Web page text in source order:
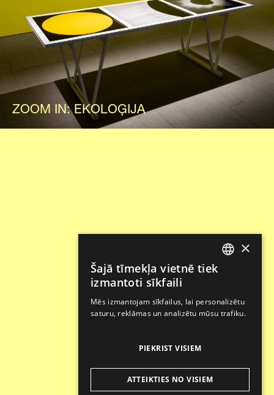
ZOOM IN: EKOLOĢIJA
×
Šajā tīmekļa vietnē tiek
izmantoti sīkfaili
Mēs izmantojam sīkfailus, lai personalizētu
saturu, reklāmas un analizētu mūsu trafiku.
PIEKRIST VISIEM
ATTEIKTIES NO VISIEM